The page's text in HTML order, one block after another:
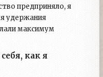
предприняло, я
удержания
максимум
как я